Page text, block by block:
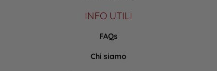
INFO UTILI
FAQs
Chi siamo